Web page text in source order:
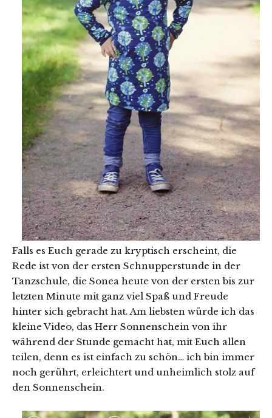
Falls es Euch gerade zu kryptisch erscheint, die
Rede ist von der ersten Schnupperstunde in der
Tanzschule, die Sonea heute von der ersten bis zur
letzten Minute mit ganz viel Spaß und Freude
hinter sich gebracht hat. Am liebsten würde ich das
kleine Video, das Herr Sonnenschein von ihr
während der Stunde gemacht hat, mit Euch allen
teilen, denn es ist einfach zu schön… ich bin immer
noch gerührt, erleichtert und unheimlich stolz auf
den Sonnenschein.